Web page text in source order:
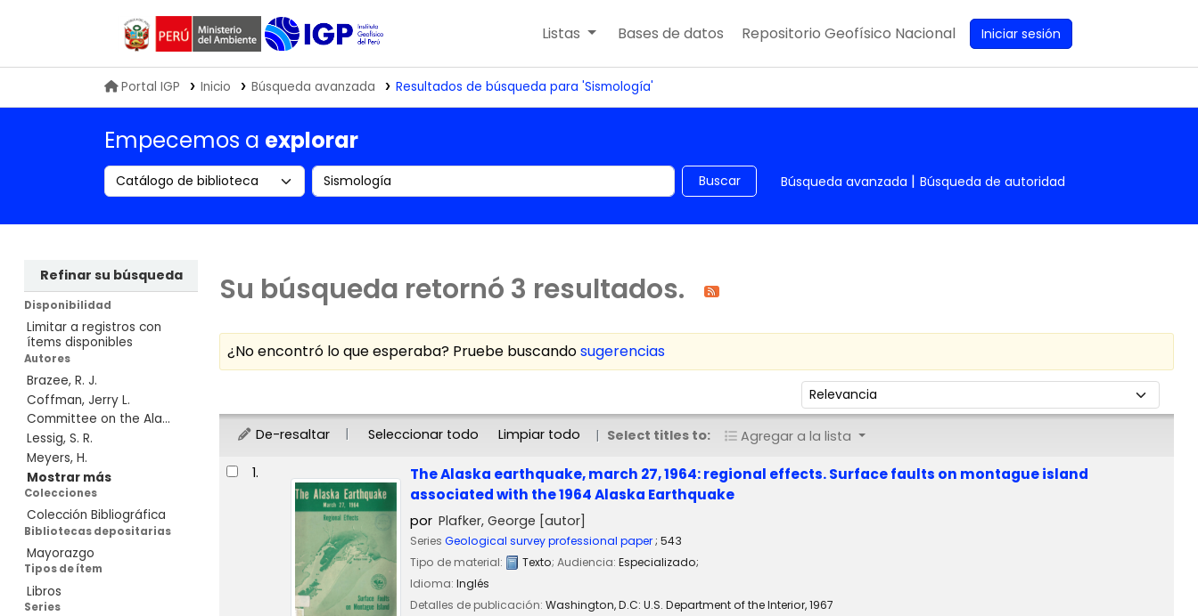
Biblioteca IGP
Listas Bases de datos Repositorio Geofísico Nacional Iniciar sesión
Portal IGP Inicio Búsqueda avanzada Resultados de búsqueda para 'Sismología'
Empecemos a explorar
Search the catalog by: Buscar en el catálogo por palabra clave Buscar Búsqueda avanzada Búsqueda de autoridad
Refinar su búsqueda
Disponibilidad
Limitar a registros con
ítems disponibles
Autores
Brazee, R. J.
Coffman, Jerry L.
Committee on the Ala...
Lessig, S. R.
Meyers, H.
Mostrar más
Colecciones
Colección Bibliográfica
Bibliotecas depositarias
Mayorazgo
Tipos de ítem
Libros
Series
Su búsqueda retornó 3 resultados.
¿No encontró lo que esperaba? Pruebe buscandosugerencias
Ordenar por:
De-resaltar Seleccionar todo Limpiar todo Select titles to: Agregar a la lista
Resultados
1.
The Alaska earthquake, march 27, 1964: regional effects. Surface faults on montague island
associated with the 1964 Alaska Earthquake
por Plafker, George [autor]
Series Geological survey professional paper; 543
Tipo de material:
Texto; Audiencia: Especializado;
Idioma: Inglés
Detalles de publicación: Washington, D.C: U.S. Department of the Interior,1967